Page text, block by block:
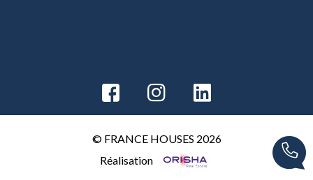
© FRANCE HOUSES 2026
Réalisation